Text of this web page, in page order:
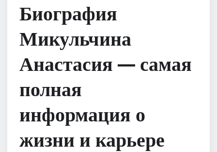
Биография
Микульчина
Анастасия — самая
полная
информация о
жизни и карьере